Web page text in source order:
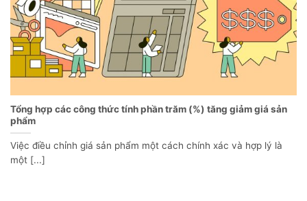
Tổng hợp các công thức tính phần trăm (%) tăng giảm giá sản
phẩm
Việc điều chỉnh giá sản phẩm một cách chính xác và hợp lý là
một [...]